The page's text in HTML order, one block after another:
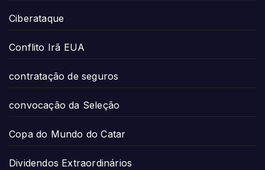
Ciberataque
Conflito Irã EUA
contratação de seguros
convocação da Seleção
Copa do Mundo do Catar
Dividendos Extraordinários